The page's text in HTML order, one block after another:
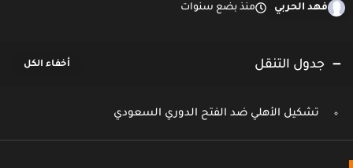
فهد الحربي منذ بضع سنوات
جدول التنقل
تشكيل الأهلي ضد الفتح الدوري السعودي